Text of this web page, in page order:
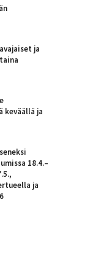
ja
keväällä ja
18.4.–
ja